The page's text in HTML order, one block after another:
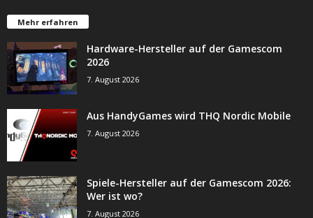
Mehr erfahren
Hardware-Hersteller auf der Gamescom
2026
7. August 2026
Aus HandyGames wird THQ Nordic Mobile
7. August 2026
Spiele-Hersteller auf der Gamescom 2026:
Wer ist wo?
7. August 2026